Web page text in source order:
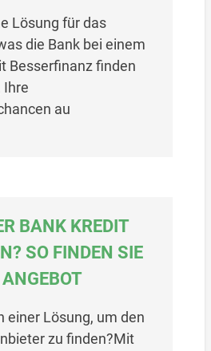
Lösung für das
die Bank bei einem
Besserfinanz finden
Ihre
au
BANK KREDIT
SO FINDEN SIE
einer Lösung, um den
zu finden?Mit